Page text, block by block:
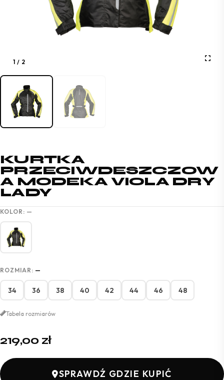
1 / 2
KURTKA
PRZECIWDESZCZOW
A MODEKA VIOLA DRY
LADY
KOLOR: —
ROZMIAR: —
34 36 38 40 42 44 46 48
Tabela rozmiarów
219,00 zł
SPRAWDŹ GDZIE KUPIĆ